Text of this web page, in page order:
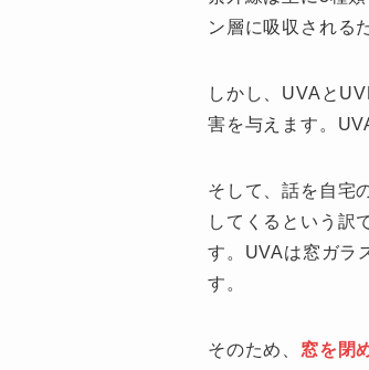
ン層に吸収される
しかし、UVAと
害を与えます。
そして、話を自宅
してくるという訳
す。UVAは窓ガラ
す。
そのため、 窓を閉